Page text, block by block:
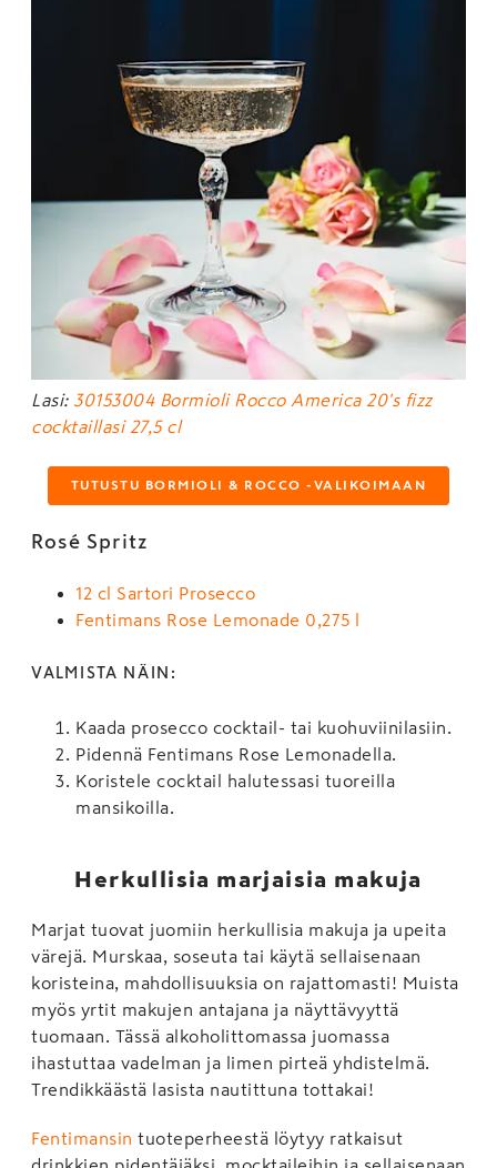
Lasi: 30153004 Bormioli Rocco America 20's fizz
cocktaillasi 27,5 cl
TUTUSTU BORMIOLI & ROCCO -VALIKOIMAAN
Rosé Spritz
12 cl Sartori Prosecco
Fentimans Rose Lemonade 0,275 l
VALMISTA NÄIN:
Kaada prosecco cocktail- tai kuohuviinilasiin.
Pidennä Fentimans Rose Lemonadella.
Koristele cocktail halutessasi tuoreilla
mansikoilla.
Herkullisia marjaisia makuja
Marjat tuovat juomiin herkullisia makuja ja upeita
värejä. Murskaa, soseuta tai käytä sellaisenaan
koristeina, mahdollisuuksia on rajattomasti! Muista
myös yrtit makujen antajana ja näyttävyyttä
tuomaan. Tässä alkoholittomassa juomassa
ihastuttaa vadelman ja limen pirteä yhdistelmä.
Trendikkäästä lasista nautittuna tottakai!
Fentimansin tuoteperheestä löytyy ratkaisut
drinkkien pidentäjäksi, mocktaileihin ja sellaisenaan